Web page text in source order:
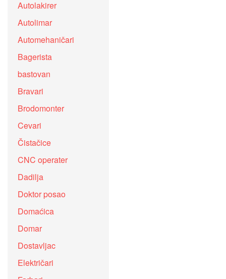
Autolakirer
Autolimar
Automehaničari
Bagerista
bastovan
Bravari
Brodomonter
Cevari
Čistačice
CNC operater
Dadilja
Doktor posao
Domaćica
Domar
Dostavljac
Električari